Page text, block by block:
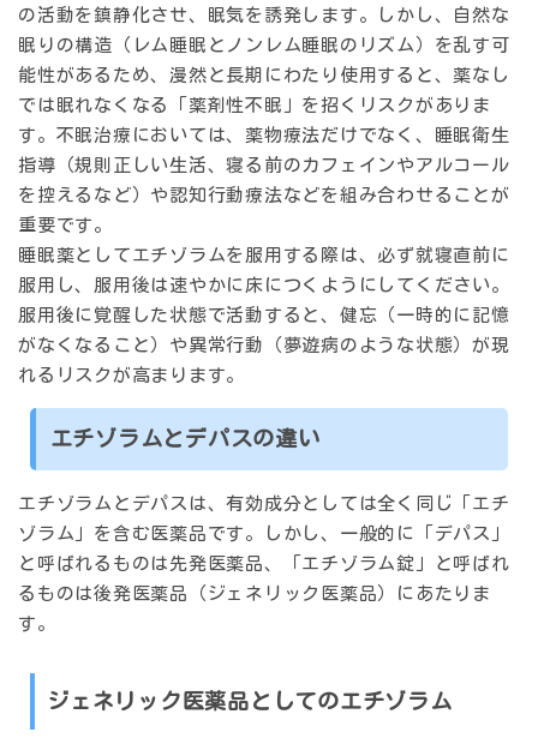
の活動を鎮静化させ、眠気を誘発します。しかし、自然な
眠りの構造（レム睡眠とノンレム睡眠のリズム）を乱す可
能性があるため、漫然と長期にわたり使用すると、薬なし
では眠れなくなる「薬剤性不眠」を招くリスクがありま
す。不眠治療においては、薬物療法だけでなく、睡眠衛生
指導（規則正しい生活、寝る前のカフェインやアルコール
を控えるなど）や認知行動療法などを組み合わせることが
重要です。
睡眠薬としてエチゾラムを服用する際は、必ず就寝直前に
服用し、服用後は速やかに床につくようにしてください。
服用後に覚醒した状態で活動すると、健忘（一時的に記憶
がなくなること）や異常行動（夢遊病のような状態）が現
れるリスクが高まります。
エチゾラムとデパスの違い
エチゾラムとデパスは、有効成分としては全く同じ「エチ
ゾラム」を含む医薬品です。しかし、一般的に「デパス」
と呼ばれるものは先発医薬品、「エチゾラム錠」と呼ばれ
るものは後発医薬品（ジェネリック医薬品）にあたりま
す。
ジェネリック医薬品としてのエチゾラム